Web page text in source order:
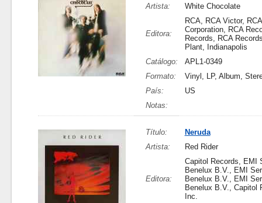
Artista:
White Chocolate
Editora:
RCA, RCA Victor, RCA
Corporation, RCA
Records, RCA
Plant, Indianapolis
Catálogo:
APL1-0349
Formato:
Vinyl, LP, Album,
País:
US
Notas:
Título:
Neruda
Artista:
Red Rider
Editora:
Capitol Records, EMI
Benelux B.V., EMI
Benelux B.V., EMI
Benelux B.V., Capitol
Inc.